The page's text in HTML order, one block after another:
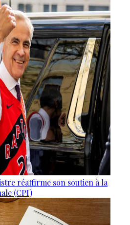
réaffirme son soutien à la
(CPI)